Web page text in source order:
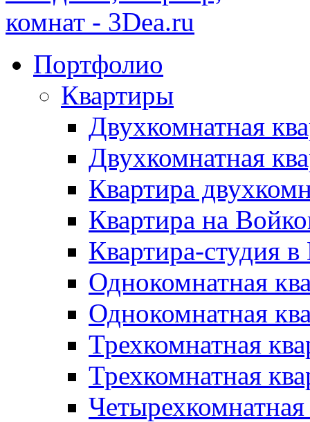
Портфолио
Квартиры
Двухкомнатная
Двухкомнатная
Квартира
Квартира на
Квартира-студия
Однокомнатная
Однокомнатная
Трехкомнатная
Трехкомнатная